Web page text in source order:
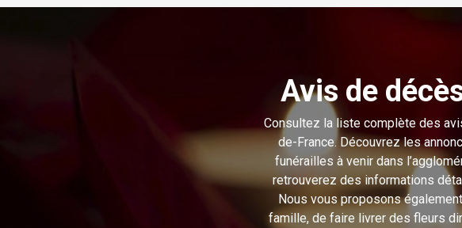
Avis de
Consultez la liste complète des
de-France. Découvrez les
funérailles à venir dans
retrouverez des informations
Nous vous proposons
famille, de faire livrer des fleurs